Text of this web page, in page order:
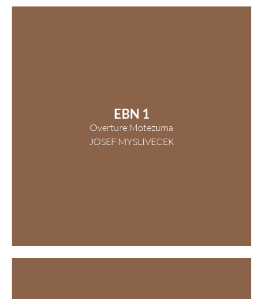
EBN 1
Overture Motezuma
JOSEF MYSLIVECEK